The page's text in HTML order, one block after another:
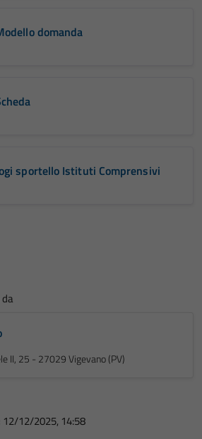
domanda
sportello Istituti Comprensivi
II, 25 - 27029 Vigevano (PV)
12/12/2025, 14:58